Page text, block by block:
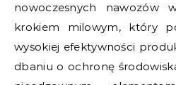
nowoczesnych nawozów
krokiem milowym, który
wysokiej efektywności
dbaniu o ochronę